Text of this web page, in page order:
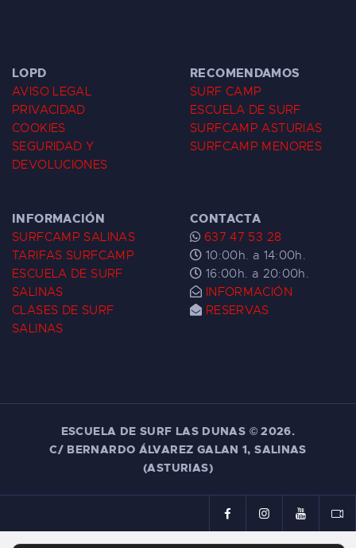
LOPD
AVISO LEGAL
PRIVACIDAD
COOKIES
SEGURIDAD Y
DEVOLUCIONES
RECOMENDAMOS
SURF CAMP
ESCUELA DE SURF
SURFCAMP ASTURIAS
SURFCAMP MENORES
INFORMACIÓN
SURFCAMP SALINAS
TARIFAS SURFCAMP
ESCUELA DE SURF
SALINAS
CLASES DE SURF
SALINAS
CONTACTA
637 47 53 28
10:00h. a 14:00h.
16:00h. a 20:00h.
INFORMACIÓN
RESERVAS
ESCUELA DE SURF LAS DUNAS ©2026.
C/ BERNARDO ÁLVAREZ GALAN 1, SALINAS
(ASTURIAS)